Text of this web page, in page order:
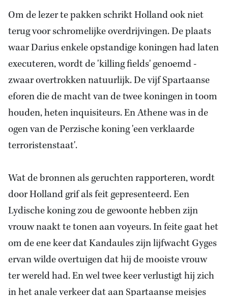
Om de lezer te pakken schrikt Holland ook niet
terug voor schromelijke overdrijvingen. De plaats
waar Darius enkele opstandige koningen had laten
executeren, wordt de 'killing fields' genoemd -
zwaar overtrokken natuurlijk. De vijf Spartaanse
eforen die de macht van de twee koningen in toom
houden, heten inquisiteurs. En Athene was in de
ogen van de Perzische koning 'een verklaarde
terroristenstaat'.
Wat de bronnen als geruchten rapporteren, wordt
door Holland grif als feit gepresenteerd. Een
Lydische koning zou de gewoonte hebben zijn
vrouw naakt te tonen aan voyeurs. In feite gaat het
om de ene keer dat Kandaules zijn lijfwacht Gyges
ervan wilde overtuigen dat hij de mooiste vrouw
ter wereld had. En wel twee keer verlustigt hij zich
in het anale verkeer dat aan Spartaanse meisjes